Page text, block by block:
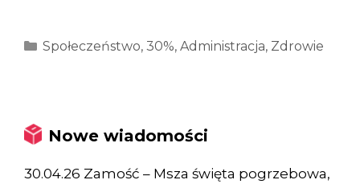
Kategorie
Społeczeństwo, 30%, Administracja, Zdrowie
Nowe wiadomości
30.04.26 Zamość – Msza święta pogrzebowa,